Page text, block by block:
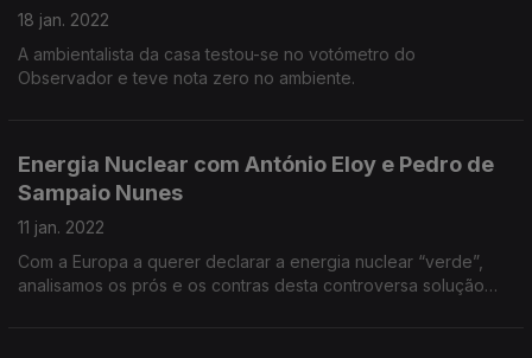
18 jan. 2022
A ambientalista da casa testou-se no votómetro do
Observador e teve nota zero no ambiente.
Energia Nuclear com António Eloy e Pedro de
Sampaio Nunes
11 jan. 2022
Com a Europa a querer declarar a energia nuclear “verde”,
analisamos os prós e os contras desta controversa solução